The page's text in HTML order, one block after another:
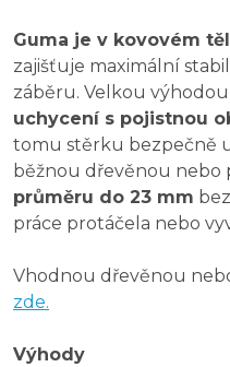
Guma je v kovovém
zajišťuje maximální
záběru. Velkou
uchycení s pojistnou
tomu stěrku bezpečně
běžnou dřevěnou nebo
průměru do 23 mm
práce protáčela nebo
Vhodnou dřevěnou
zde.
Výhody